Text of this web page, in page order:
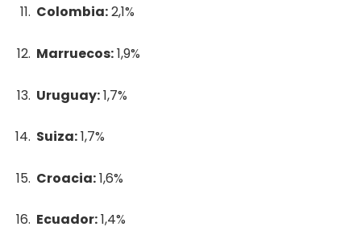
Colombia:2,1%
Marruecos:1,9%
Uruguay:1,7%
Suiza:1,7%
Croacia:1,6%
Ecuador:1,4%